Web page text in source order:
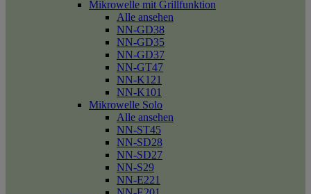
Mikrowelle mit Grillfunktion
Alle ansehen
NN-GD38
NN-GD35
NN-GD37
NN-GT47
NN-K121
NN-K101
Mikrowelle Solo
Alle ansehen
NN-ST45
NN-SD28
NN-SD27
NN-S29
NN-E221